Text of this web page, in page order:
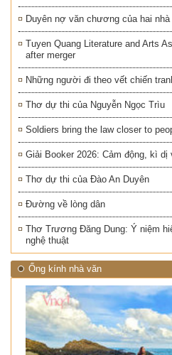
Duyên nợ văn chương của hai nhà
Tuyen Quang Literature and Arts
after merger
Những người đi theo vết chiến
Thơ dự thi của Nguyễn Ngọc Trìu
Soldiers bring the law closer to
Giải Booker 2026: Cảm động, kì dị
Thơ dự thi của Đào An Duyên
Đường về lòng dân
Thơ Trương Đăng Dung: Ý niệm
nghệ thuật
Ống kính nhà văn